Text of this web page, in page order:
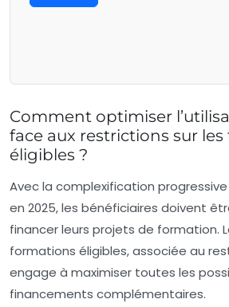
Comment optimiser
face aux restrictions sur
éligibles ?
Avec la complexification
en 2025, les bénéficiaires doivent
financer leurs projets de formation.
formations éligibles, associée au
engage à maximiser toutes les
financements complémentaires.